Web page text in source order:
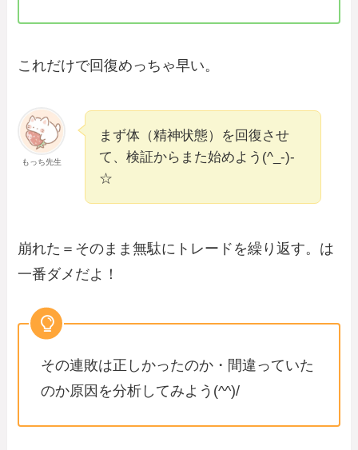
これだけで回復めっちゃ早い。
もっち先生
まず体（精神状態）を回復させ
て、検証からまた始めよう(^_-)-
☆
崩れた＝そのまま無駄にトレードを繰り返す。は
一番ダメだよ！
その連敗は正しかったのか・間違っていた
のか原因を分析してみよう(^^)/